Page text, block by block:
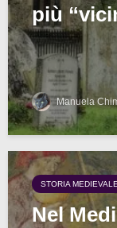
più
Manuela
STORIA MEDIEVALE
Nel